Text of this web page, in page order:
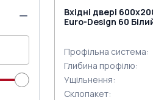
Вхідні двері
Euro-Design 60
Профільна система:
Глибина профілю:
Ущільнення:
Склопакет: